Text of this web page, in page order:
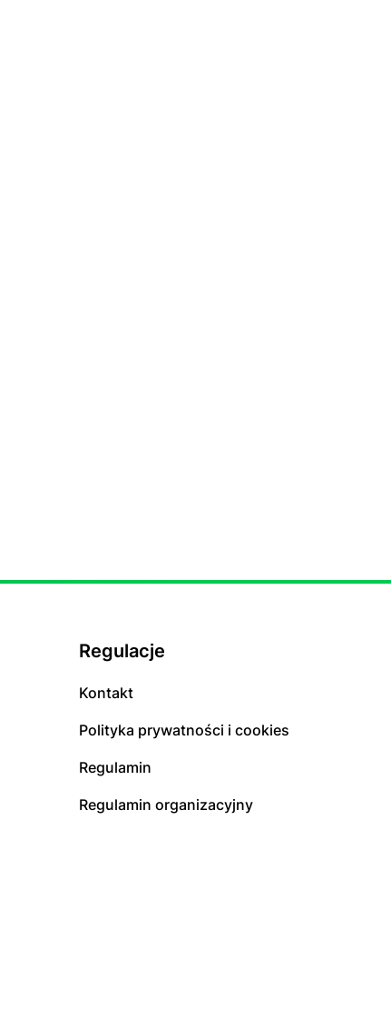
Regulacje
Kontakt
Polityka prywatności i cookies
Regulamin
Regulamin organizacyjny